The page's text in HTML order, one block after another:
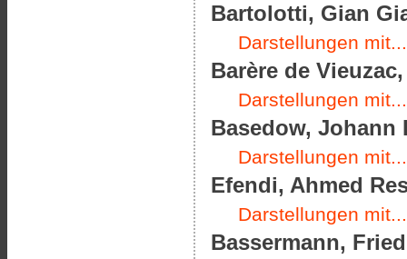
Bartolotti, Gian
Darstellungen mit...
Barère de
Darstellungen mit...
Basedow, Johann
Darstellungen mit...
Efendi, Ahmed
Darstellungen mit...
Bassermann,